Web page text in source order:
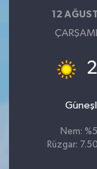
12
Nem:
Rüzgar: